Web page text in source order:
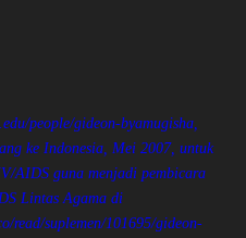
people/gideon-byamugisha,
ke Indonesia, Mei 2007, untuk
AIDS guna menjadi pembicara
Lintas Agama di
read/suplemen/101695/gideon-